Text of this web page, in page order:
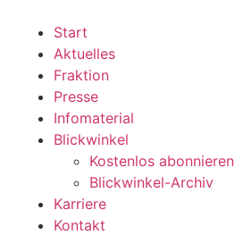
wechseln
Start
Aktuelles
Fraktion
Presse
Infomaterial
Blickwinkel
Kostenlos abonnieren
Blickwinkel-Archiv
Karriere
Kontakt